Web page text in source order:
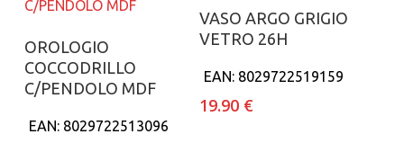
Aggiungi al carrello
OROLOGIO
COCCODRILLO
C/PENDOLO MDF
EAN: 8029722513096
Aggiungi al carrello
VASO ARGO GRIGIO
VETRO 26H
EAN: 8029722519159
19.90 €